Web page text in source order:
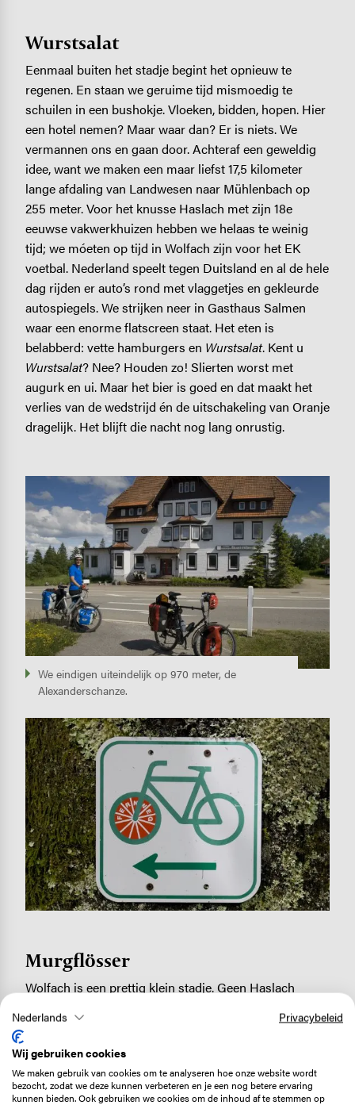
Wurstsalat
Eenmaal buiten het stadje begint het opnieuw te
regenen. En staan we geruime tijd mismoedig te
schuilen in een bushokje. Vloeken, bidden, hopen. Hier
een hotel nemen? Maar waar dan? Er is niets. We
vermannen ons en gaan door. Achteraf een geweldig
idee, want we maken een maar liefst 17,5 kilometer
lange afdaling van Landwesen naar Mühlenbach op
255 meter. Voor het knusse Haslach met zijn 18e
eeuwse vakwerkhuizen hebben we helaas te weinig
tijd; we móeten op tijd in Wolfach zijn voor het EK
voetbal. Nederland speelt tegen Duitsland en al de hele
dag rijden er auto’s rond met vlaggetjes en gekleurde
autospiegels. We strijken neer in Gasthaus Salmen
waar een enorme flatscreen staat. Het eten is
belabberd: vette hamburgers en Wurstsalat. Kent u
Wurstsalat? Nee? Houden zo! Slierten worst met
augurk en ui. Maar het bier is goed en dat maakt het
verlies van de wedstrijd én de uitschakeling van Oranje
dragelijk. Het blijft die nacht nog lang onrustig.
We eindigen uiteindelijk op 970 meter, de
Alexanderschanze.
Image
Murgflösser
Wolfach is een prettig klein stadje. Geen Haslach
een machtig stadhuis, een fraai marktplein en een
statig slot. Bij de plaatselijke fietsenwinkel halen we
nieuwe remblokken. Dat blijkt hard nodig, want het
slechte weer van de laatste dagen heeft zijn tol geëist.
Nederlands Privacybeleid
Wij gebruiken cookies
We maken gebruik van cookies om te analyseren hoe onze website wordt
bezocht, zodat we deze kunnen verbeteren en je een nog betere ervaring
kunnen bieden. Ook gebruiken we cookies om de inhoud af te stemmen op